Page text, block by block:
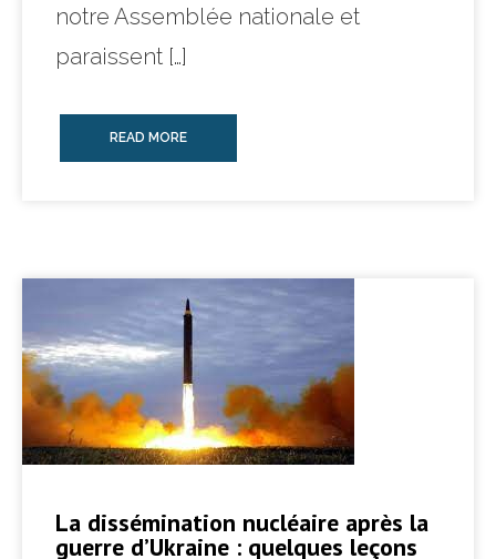
notre Assemblée nationale et
paraissent […]
READ MORE
La dissémination nucléaire après la
guerre d’Ukraine : quelques leçons